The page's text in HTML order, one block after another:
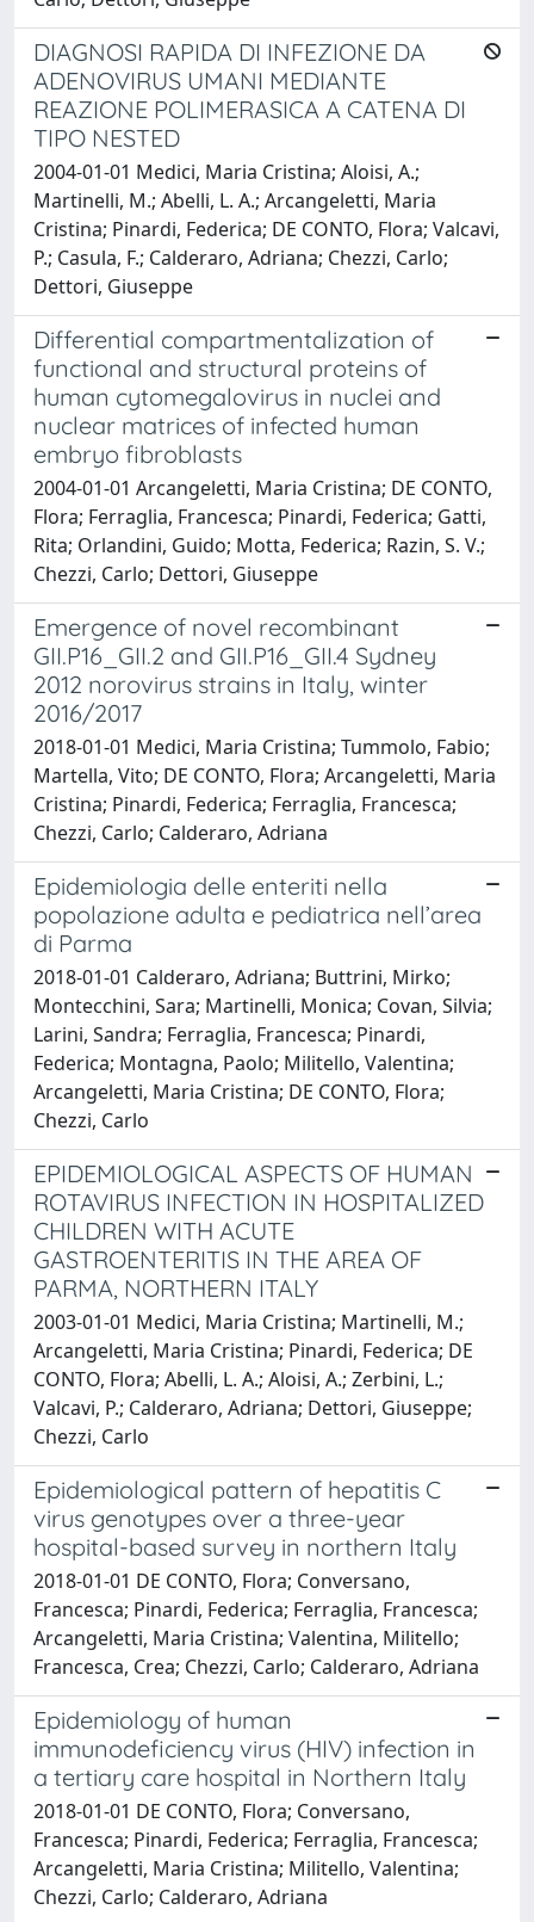
DIAGNOSI RAPIDA DI INFEZIONE DA
ADENOVIRUS UMANI MEDIANTE
REAZIONE POLIMERASICA A CATENA DI
TIPO NESTED
2004-01-01 Medici, Maria Cristina; Aloisi, A.;
Martinelli, M.; Abelli, L. A.; Arcangeletti, Maria
Cristina; Pinardi, Federica; DE CONTO, Flora; Valcavi,
P.; Casula, F.; Calderaro, Adriana; Chezzi, Carlo;
Dettori, Giuseppe
Differential compartmentalization of
functional and structural proteins of
human cytomegalovirus in nuclei and
nuclear matrices of infected human
embryo fibroblasts
2004-01-01 Arcangeletti, Maria Cristina; DE CONTO,
Flora; Ferraglia, Francesca; Pinardi, Federica; Gatti,
Rita; Orlandini, Guido; Motta, Federica; Razin, S. V.;
Chezzi, Carlo; Dettori, Giuseppe
Emergence of novel recombinant
GII.P16_GII.2 and GII.P16_GII.4 Sydney
2012 norovirus strains in Italy, winter
2016/2017
2018-01-01 Medici, Maria Cristina; Tummolo, Fabio;
Martella, Vito; DE CONTO, Flora; Arcangeletti, Maria
Cristina; Pinardi, Federica; Ferraglia, Francesca;
Chezzi, Carlo; Calderaro, Adriana
Epidemiologia delle enteriti nella
popolazione adulta e pediatrica nell’area
di Parma
2018-01-01 Calderaro, Adriana; Buttrini, Mirko;
Montecchini, Sara; Martinelli, Monica; Covan, Silvia;
Larini, Sandra; Ferraglia, Francesca; Pinardi,
Federica; Montagna, Paolo; Militello, Valentina;
Arcangeletti, Maria Cristina; DE CONTO, Flora;
Chezzi, Carlo
EPIDEMIOLOGICAL ASPECTS OF HUMAN
ROTAVIRUS INFECTION IN HOSPITALIZED
CHILDREN WITH ACUTE
GASTROENTERITIS IN THE AREA OF
PARMA, NORTHERN ITALY
2003-01-01 Medici, Maria Cristina; Martinelli, M.;
Arcangeletti, Maria Cristina; Pinardi, Federica; DE
CONTO, Flora; Abelli, L. A.; Aloisi, A.; Zerbini, L.;
Valcavi, P.; Calderaro, Adriana; Dettori, Giuseppe;
Chezzi, Carlo
Epidemiological pattern of hepatitis C
virus genotypes over a three-year
hospital-based survey in northern Italy
2018-01-01 DE CONTO, Flora; Conversano,
Francesca; Pinardi, Federica; Ferraglia, Francesca;
Arcangeletti, Maria Cristina; Valentina, Militello;
Francesca, Crea; Chezzi, Carlo; Calderaro, Adriana
Epidemiology of human
immunodeficiency virus (HIV) infection in
a tertiary care hospital in Northern Italy
2018-01-01 DE CONTO, Flora; Conversano,
Francesca; Pinardi, Federica; Ferraglia, Francesca;
Arcangeletti, Maria Cristina; Militello, Valentina;
Chezzi, Carlo; Calderaro, Adriana